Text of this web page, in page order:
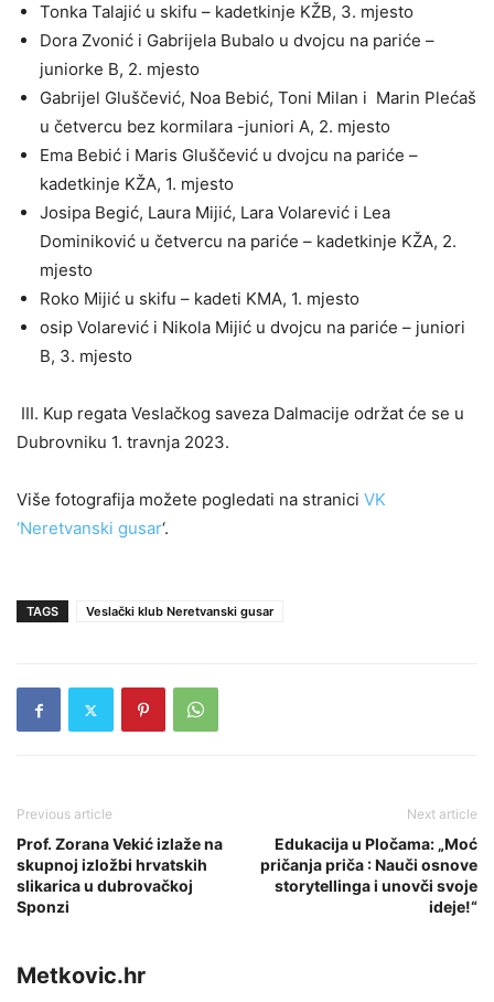
Tonka Talajić u skifu – kadetkinje KŽB, 3. mjesto
Dora Zvonić i Gabrijela Bubalo u dvojcu na pariće –
juniorke B, 2. mjesto
Gabrijel Gluščević, Noa Bebić, Toni Milan i Marin Plećaš
u četvercu bez kormilara -juniori A, 2. mjesto
Ema Bebić i Maris Gluščević u dvojcu na pariće –
kadetkinje KŽA, 1. mjesto
Josipa Begić, Laura Mijić, Lara Volarević i Lea
Dominiković u četvercu na pariće – kadetkinje KŽA, 2.
mjesto
Roko Mijić u skifu – kadeti KMA, 1. mjesto
osip Volarević i Nikola Mijić u dvojcu na pariće – juniori
B, 3. mjesto
III. Kup regata Veslačkog saveza Dalmacije održat će se u
Dubrovniku 1. travnja 2023.
Više fotografija možete pogledati na stranici VK
‘Neretvanski gusar‘.
TAGS Veslački klub Neretvanski gusar
Previous article
Prof. Zorana Vekić izlaže na
skupnoj izložbi hrvatskih
slikarica u dubrovačkoj
Sponzi
Next article
Edukacija u Pločama: „Moć
pričanja priča : Nauči osnove
storytellinga i unovči svoje
ideje!“
Metkovic.hr